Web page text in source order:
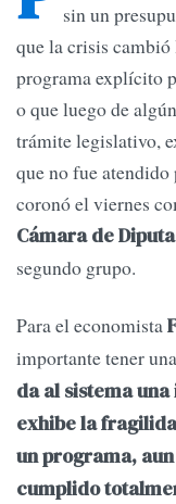
sin un
que la crisis
programa explícito
o que luego de
trámite legislativo,
que no fue
coronó el viernes
Cámara de
segundo grupo.
Para el economista
importante tener
da al sistema
exhibe la
un programa,
cumplido